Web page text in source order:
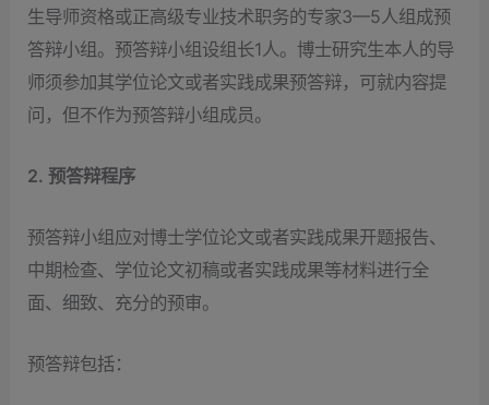
生导师资格或正高级专业技术职务的专家3—5人组成预
答辩小组。预答辩小组设组长1人。博士研究生本人的导
师须参加其学位论文或者实践成果预答辩，可就内容提
问，但不作为预答辩小组成员。
2. 预答辩程序
预答辩小组应对博士学位论文或者实践成果开题报告、
中期检查、学位论文初稿或者实践成果等材料进行全
面、细致、充分的预审。
预答辩包括：